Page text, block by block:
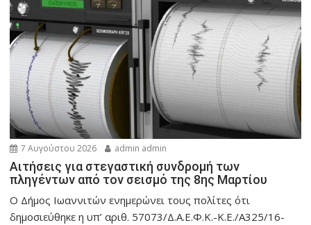
7 Αυγούστου 2026 admin admin
Αιτήσεις για στεγαστική συνδρομή των
πληγέντων από τον σεισμό της 8ης Μαρτίου
Ο Δήμος Ιωαννιτών ενημερώνει τους πολίτες ότι
δημοσιεύθηκε η υπ’ αριθ. 57073/Δ.Α.Ε.Φ.Κ.-Κ.Ε./Α325/16-